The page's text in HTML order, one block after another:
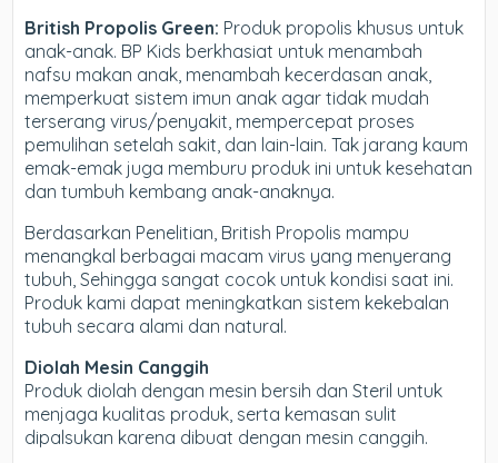
British Propolis Green: Produk propolis khusus untuk
anak-anak. BP Kids berkhasiat untuk menambah
nafsu makan anak, menambah kecerdasan anak,
memperkuat sistem imun anak agar tidak mudah
terserang virus/penyakit, mempercepat proses
pemulihan setelah sakit, dan lain-lain. Tak jarang kaum
emak-emak juga memburu produk ini untuk kesehatan
dan tumbuh kembang anak-anaknya.
Berdasarkan Penelitian, British Propolis mampu
menangkal berbagai macam virus yang menyerang
tubuh, Sehingga sangat cocok untuk kondisi saat ini.
Produk kami dapat meningkatkan sistem kekebalan
tubuh secara alami dan natural.
Diolah Mesin Canggih
Produk diolah dengan mesin bersih dan Steril untuk
menjaga kualitas produk, serta kemasan sulit
dipalsukan karena dibuat dengan mesin canggih.